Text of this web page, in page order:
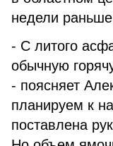
недели
- С литого
обычную
- поясняет
планируем к
поставлена